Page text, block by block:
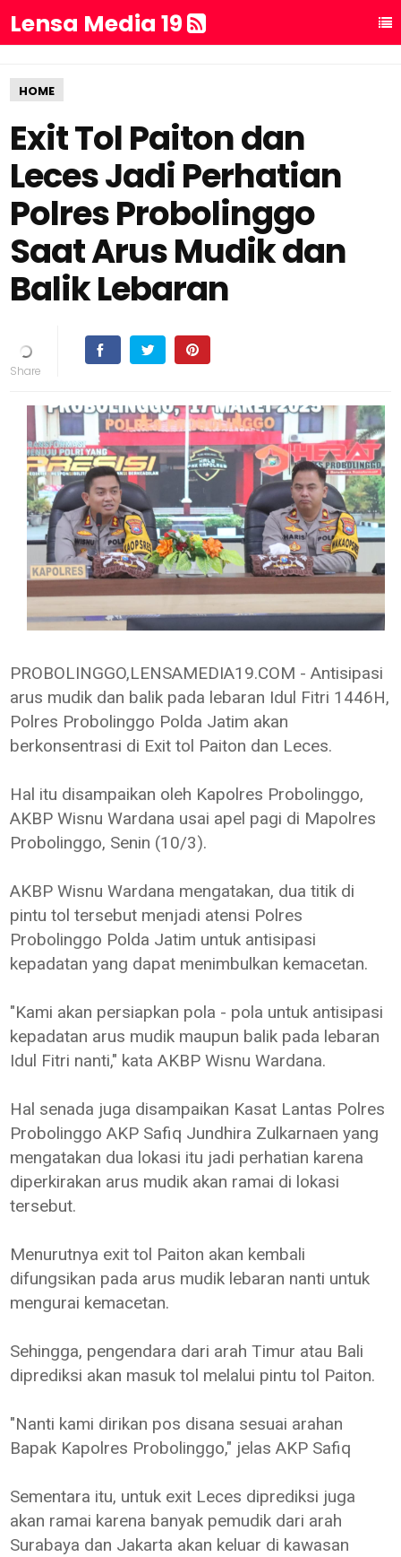
Lensa Media 19
HOME
Exit Tol Paiton dan
Leces Jadi Perhatian
Polres Probolinggo
Saat Arus Mudik dan
Balik Lebaran
PROBOLINGGO,LENSAMEDIA19.COM - Antisipasi
arus mudik dan balik pada lebaran Idul Fitri 1446H,
Polres Probolinggo Polda Jatim akan
berkonsentrasi di Exit tol Paiton dan Leces.
Hal itu disampaikan oleh Kapolres Probolinggo,
AKBP Wisnu Wardana usai apel pagi di Mapolres
Probolinggo, Senin (10/3).
AKBP Wisnu Wardana mengatakan, dua titik di
pintu tol tersebut menjadi atensi Polres
Probolinggo Polda Jatim untuk antisipasi
kepadatan yang dapat menimbulkan kemacetan.
"Kami akan persiapkan pola - pola untuk antisipasi
kepadatan arus mudik maupun balik pada lebaran
Idul Fitri nanti," kata AKBP Wisnu Wardana.
Hal senada juga disampaikan Kasat Lantas Polres
Probolinggo AKP Safiq Jundhira Zulkarnaen yang
mengatakan dua lokasi itu jadi perhatian karena
diperkirakan arus mudik akan ramai di lokasi
tersebut.
Menurutnya exit tol Paiton akan kembali
difungsikan pada arus mudik lebaran nanti untuk
mengurai kemacetan.
Sehingga, pengendara dari arah Timur atau Bali
diprediksi akan masuk tol melalui pintu tol Paiton.
"Nanti kami dirikan pos disana sesuai arahan
Bapak Kapolres Probolinggo," jelas AKP Safiq
Sementara itu, untuk exit Leces diprediksi juga
akan ramai karena banyak pemudik dari arah
Surabaya dan Jakarta akan keluar di kawasan